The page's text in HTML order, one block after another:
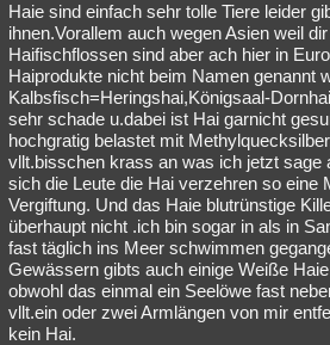
Haie sind einfach sehr tolle Tiere leider
ihnen.Vorallem auch wegen Asien weil
Haifischflossen sind aber ach hier in
Haiprodukte nicht beim Namen genannt
Kalbsfisch=Heringshai,Königsaal-
sehr schade u.dabei ist Hai garnicht
hochgratig belastet mit
vllt.bisschen krass an was ich jetzt sage
sich die Leute die Hai verzehren so eine
Vergiftung. Und das Haie blutrünstige
überhaupt nicht .ich bin sogar in als in
fast täglich ins Meer schwimmen
Gewässern gibts auch einige Weiße
obwohl das einmal ein Seelöwe fast
vllt.ein oder zwei Armlängen von mir
kein Hai.